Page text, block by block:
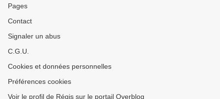
Pages
Contact
Signaler un abus
C.G.U.
Cookies et données personnelles
Préférences cookies
Voir le profil de Régis sur le portail Overblog